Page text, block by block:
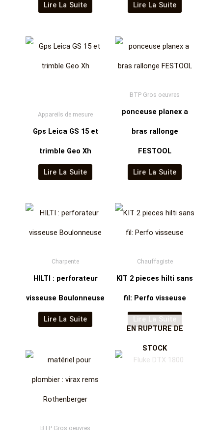
Lire La Suite Lire La Suite
Appareils de mesure
Gps Leica GS 15 et
trimble Geo Xh
Lire La Suite
BTP Gros oeuvres
ponceuse planex a
bras rallonge
FESTOOL
Lire La Suite
Charpente
HILTI : perforateur
visseuse Boulonneuse
Lire La Suite
Chauffagiste
KIT 2 pieces hilti sans
fil: Perfo visseuse
Lire La Suite
BTP Gros oeuvres
EN RUPTURE DE
STOCK